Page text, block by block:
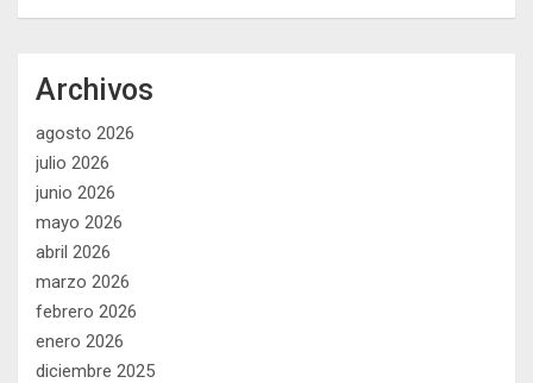
Archivos
agosto 2026
julio 2026
junio 2026
mayo 2026
abril 2026
marzo 2026
febrero 2026
enero 2026
diciembre 2025